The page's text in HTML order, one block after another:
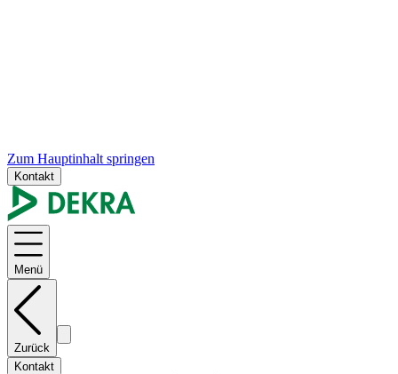
Zum Hauptinhalt springen
Kontakt
Menü
Zurück
Kontakt